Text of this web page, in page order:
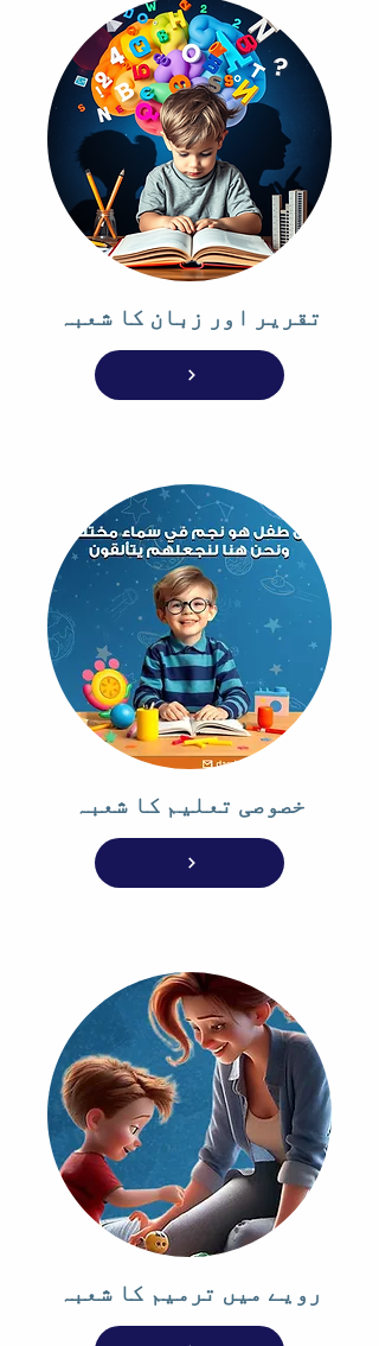
تقریر اور زبان کا شعبہ
خصوصی تعلیم کا شعبہ
رویے میں ترمیم کا شعبہ